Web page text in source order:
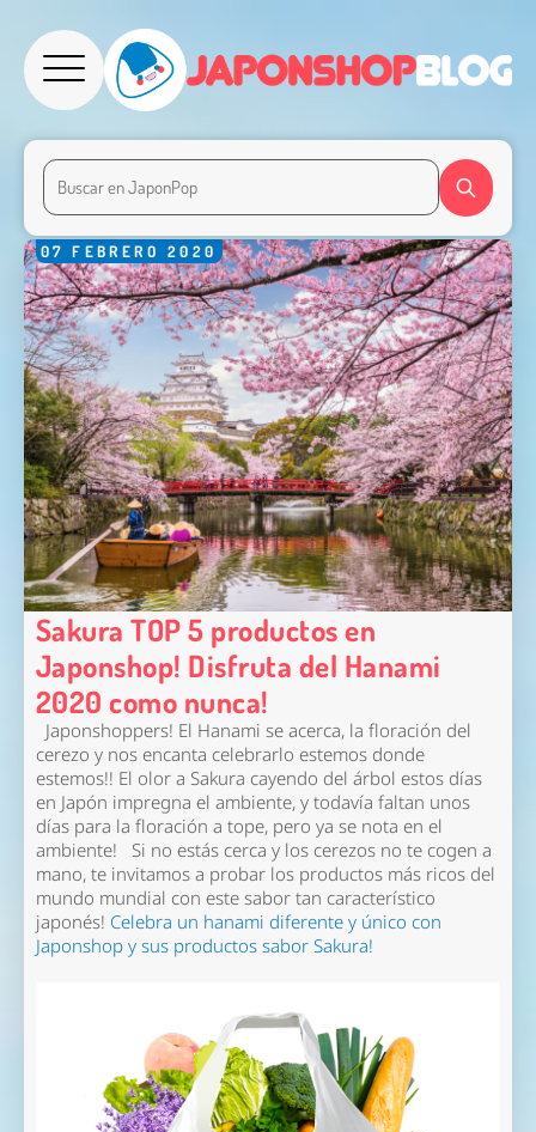
07 FEBRERO 2020
Sakura TOP 5 productos en
Japonshop! Disfruta del Hanami
2020 como nunca!
Japonshoppers! El Hanami se acerca, la floración del
cerezo y nos encanta celebrarlo estemos donde
estemos!! El olor a Sakura cayendo del árbol estos días
en Japón impregna el ambiente, y todavía faltan unos
días para la floración a tope, pero ya se nota en el
ambiente! Si no estás cerca y los cerezos no te cogen a
mano, te invitamos a probar los productos más ricos del
mundo mundial con este sabor tan característico
japonés! Celebra un hanami diferente y único con
Japonshop y sus productos sabor Sakura!